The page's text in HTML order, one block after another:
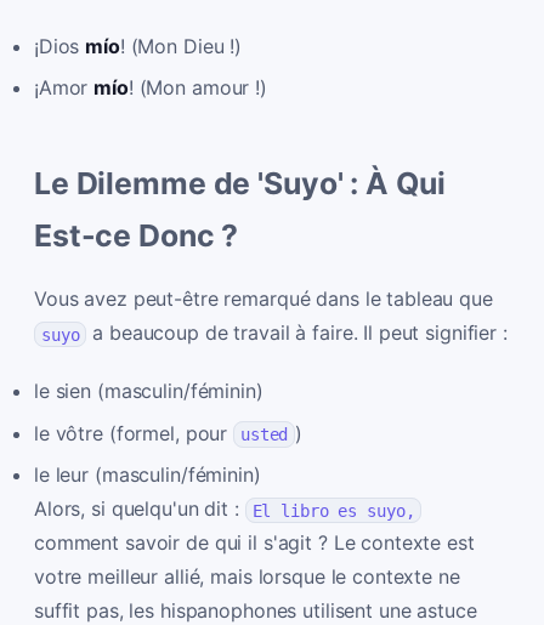
¡Dios mío! (Mon Dieu !)
¡Amor mío! (Mon amour !)
Le Dilemme de 'Suyo' : À Qui
Est-ce Donc ?
Vous avez peut-être remarqué dans le tableau que
suyo a beaucoup de travail à faire. Il peut signifier :
le sien (masculin/féminin)
le vôtre (formel, pour usted )
le leur (masculin/féminin)
Alors, si quelqu'un dit :
El libro es suyo,
comment savoir de qui il s'agit ? Le contexte est
votre meilleur allié, mais lorsque le contexte ne
suffit pas, les hispanophones utilisent une astuce